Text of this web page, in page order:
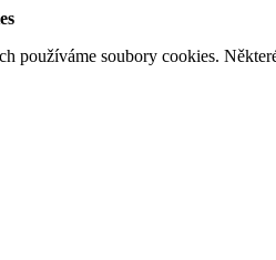
používáme soubory cookies.